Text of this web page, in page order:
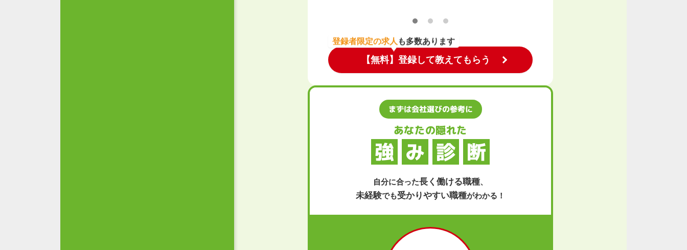
登録者限定の求人も多数あります
【無料】登録して教えてもらう
まずは会社選びの参考に
あなたの隠れた
強 み 診 断
自分に合った長く働ける職種、
未経験でも受かりやすい職種がわかる！